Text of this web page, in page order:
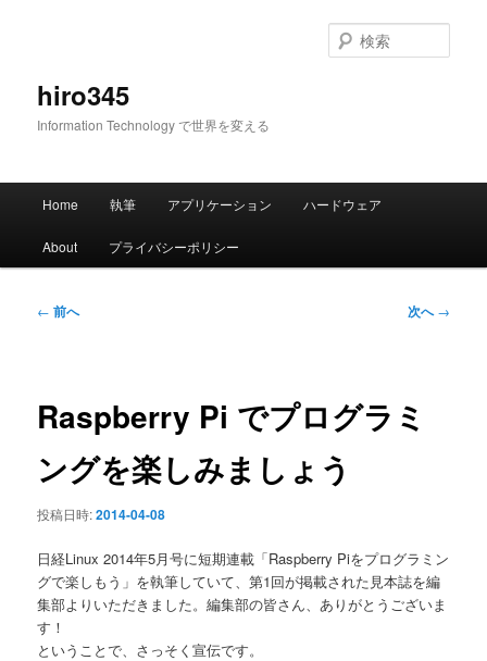
hiro345
Information Technology で世界を変える
索
メ
Home 執筆 アプリケーション ハードウェア
About プライバシーポリシー
投
ー
ョ
← 前へ 次へ→
Raspberry Pi でプログラミ
ングを楽しみましょう
投稿日時:2014-04-08
日経Linux 2014年5月号に短期連載「Raspberry Piをプログラミン
グで楽しもう」を執筆していて、第1回が掲載された見本誌を編
集部よりいただきました。編集部の皆さん、ありがとうございま
す！
ということで、さっそく宣伝です。